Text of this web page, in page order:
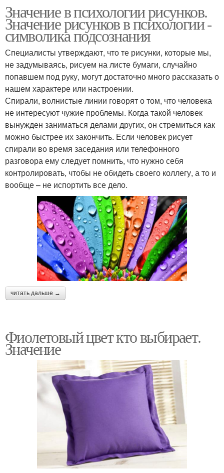
Значение в психологии рисунков.
Значение рисунков в психологии -
символика подсознания
Специалисты утверждают, что те рисунки, которые мы,
не задумываясь, рисуем на листе бумаги, случайно
попавшем под руку, могут достаточно много рассказать о
нашем характере или настроении.
Спирали, волнистые линии говорят о том, что человека
не интересуют чужие проблемы. Когда такой человек
вынужден заниматься делами других, он стремиться как
можно быстрее их закончить. Если человек рисует
спирали во время заседания или телефонного
разговора ему следует помнить, что нужно себя
контролировать, чтобы не обидеть своего коллегу, а то и
вообще – не испортить все дело.
читать дальше →
Фиолетовый цвет кто выбирает.
Значение